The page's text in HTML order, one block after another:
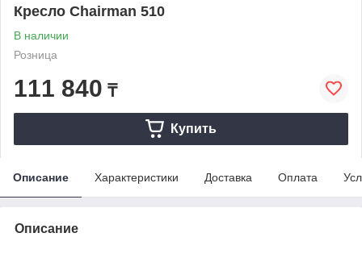
Кресло Chairman 510
В наличии
Розница
111 840 ₸
Купить
Описание Характеристики Доставка Оплата
Описание